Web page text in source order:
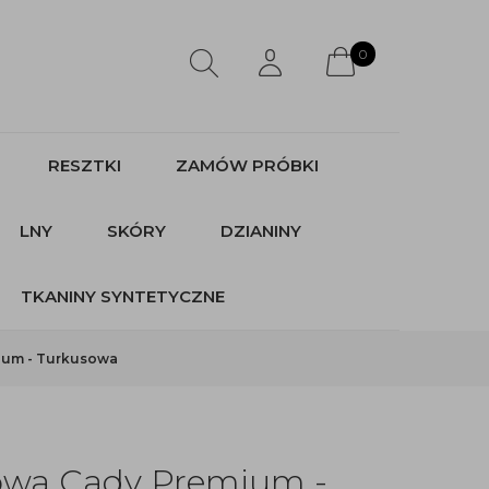
0
RESZTKI ZAMÓW PRÓBKI
LNY SKÓRY DZIANINY
TKANINY SYNTETYCZNE
- Turkusowa